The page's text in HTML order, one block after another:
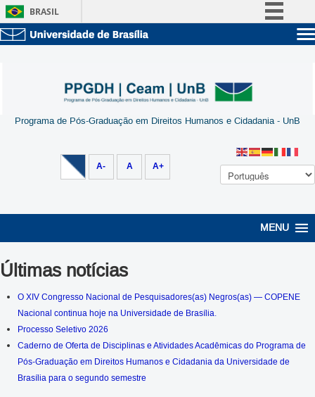
BRASIL
Acesso à informação
Legislação
Canais
Estude na UnB
Administração
Programa de Pós-Graduação em Direitos Humanos e Cidadania - UnB
A- A A+
MENU
Últimas notícias
O XIV Congresso Nacional de Pesquisadores(as) Negros(as) — COPENE
Nacional continua hoje na Universidade de Brasília.
Processo Seletivo 2026
Caderno de Oferta de Disciplinas e Atividades Acadêmicas do Programa de
Pós-Graduação em Direitos Humanos e Cidadania da Universidade de
Brasília para o segundo semestre